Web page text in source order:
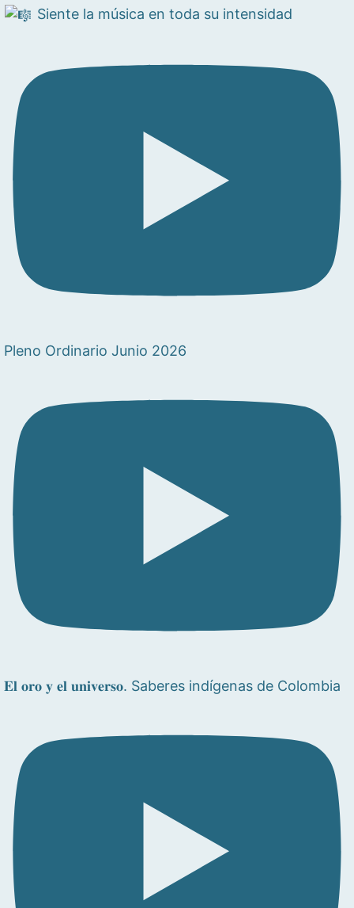
Siente la música en toda su intensidad
Pleno Ordinario Junio 2026
𝐄𝐥 𝐨𝐫𝐨 𝐲 𝐞𝐥 𝐮𝐧𝐢𝐯𝐞𝐫𝐬𝐨. Saberes indígenas de Colombia